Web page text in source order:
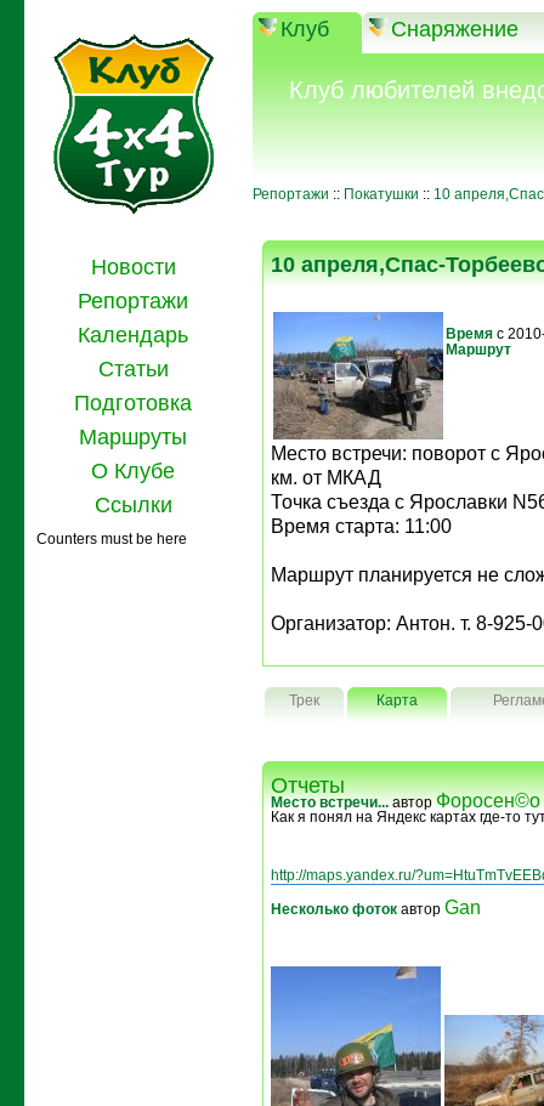
Клуб Снаряжение
Клуб любителей
Репортажи :: Покатушки :: 10
Новости
Репортажи
Календарь
Статьи
Подготовка
Маршруты
О Клубе
Ссылки
Counters must be here
10 апреля,Спас-
Время с
Маршрут
Место встречи: поворот с
км. от МКАД
Точка съезда с Ярославки
Время старта: 11:00
Маршрут планируется не
Организатор: Антон. т. 8-925-
Трек Карта
Отчеты
Место встречи...авторФороcен©о
Как я понял на Яндекс картах где-то
http://maps.yandex.ru/
Несколько фотокавтор Gan